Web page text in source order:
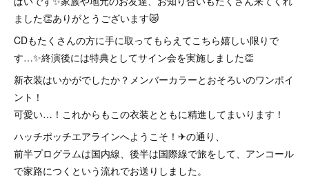
ました👏ありがとうございます😿
CDもたくさんの方に手に取ってもらえてこちら嬉しい限りで
す…✨終演後には特典としてサイン会を実施しました👏
新衣装はいかがでしたか？メンバーカラーとおそろいのワンポイ
ント！
可愛い…！これからもこの衣装とともに精進してまいります！
ハッチポッチエアラインへようこそ！✈の通り、
前半プログラムは国内線、後半は国際線で旅をして、アンコール
で家路につくという流れでお送りしました。